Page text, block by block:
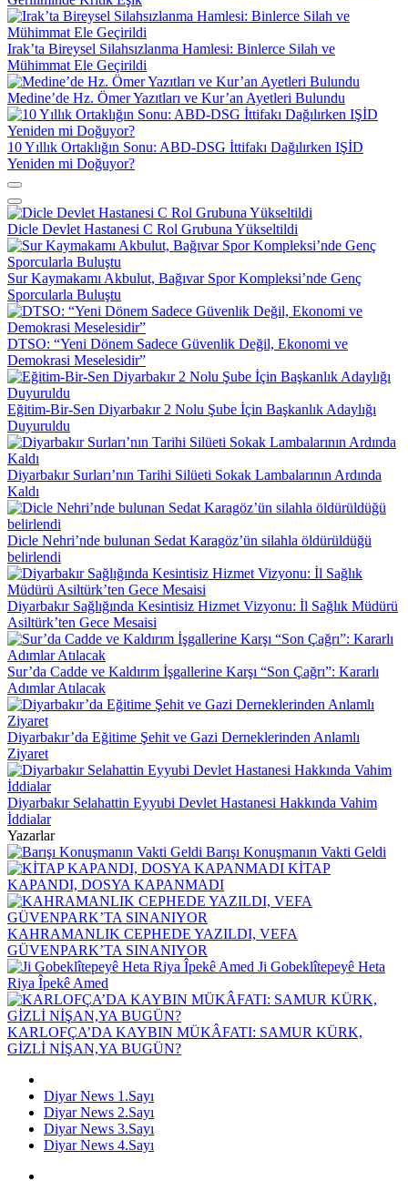
Irak’ta Bireysel Silahsızlanma Hamlesi: Binlerce Silah ve
Mühimmat Ele Geçirildi
Medine’de Hz. Ömer Yazıtları ve Kur’an Ayetleri Bulundu
10 Yıllık Ortaklığın Sonu: ABD-DSG İttifakı Dağılırken IŞİD
Yeniden mi Doğuyor?
Dicle Devlet Hastanesi C Rol Grubuna Yükseltildi
Sur Kaymakamı Akbulut, Bağıvar Spor Kompleksi’nde Genç
Sporcularla Buluştu
DTSO: “Yeni Dönem Sadece Güvenlik Değil, Ekonomi ve
Demokrasi Meselesidir”
Eğitim-Bir-Sen Diyarbakır 2 Nolu Şube İçin Başkanlık Adaylığı
Duyuruldu
Diyarbakır Surları’nın Tarihi Silüeti Sokak Lambalarının Ardında
Kaldı
Dicle Nehri’nde bulunan Sedat Karagöz’ün silahla öldürüldüğü
belirlendi
Diyarbakır Sağlığında Kesintisiz Hizmet Vizyonu: İl Sağlık Müdürü
Asiltürk’ten Gece Mesaisi
Sur’da Cadde ve Kaldırım İşgallerine Karşı “Son Çağrı”: Kararlı
Adımlar Atılacak
Diyarbakır’da Eğitime Şehit ve Gazi Derneklerinden Anlamlı
Ziyaret
Diyarbakır Selahattin Eyyubi Devlet Hastanesi Hakkında Vahim
İddialar
Yazarlar
Barışı Konuşmanın Vakti Geldi
KİTAP
KAPANDI, DOSYA KAPANMADI
KAHRAMANLIK CEPHEDE YAZILDI, VEFA
GÜVENPARK’TA SINANIYOR
Ji Gobeklîtepeyê Heta
Riya Îpekê Amed
KARLOFÇA’DA KAYBIN MÜKÂFATI: SAMUR KÜRK,
GİZLİ NİŞAN,YA BUGÜN?
Diyar News 1.Sayı
Diyar News 2.Sayı
Diyar News 3.Sayı
Diyar News 4.Sayı